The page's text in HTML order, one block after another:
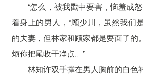
“怎么，被我戳中要害，恼羞成
着身上的男人，“顾少川，虽然我们
的夫妻，但林家和顾家都是要面子的
烦你把尾收干净点。”
林知许双手撑在男人胸前的白色